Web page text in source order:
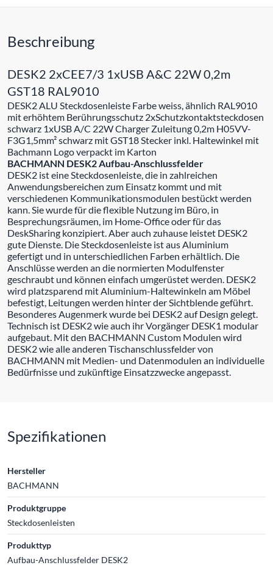
Beschreibung
DESK2 2xCEE7/3 1xUSB A&C 22W 0,2m
GST18 RAL9010
DESK2 ALU Steckdosenleiste Farbe weiss, ähnlich RAL9010
mit erhöhtem Berührungsschutz 2xSchutzkontaktsteckdosen
schwarz 1xUSB A/C 22W Charger Zuleitung 0,2m H05VV-
F3G1,5mm² schwarz mit GST18 Stecker inkl. Haltewinkel mit
Bachmann Logo verpackt im Karton
BACHMANN DESK2 Aufbau-Anschlussfelder
DESK2 ist eine Steckdosenleiste, die in zahlreichen
Anwendungsbereichen zum Einsatz kommt und mit
verschiedenen Kommunikationsmodulen bestückt werden
kann. Sie wurde für die flexible Nutzung im Büro, in
Besprechungsräumen, im Home-Office oder für das
DeskSharing konzipiert. Aber auch zuhause leistet DESK2
gute Dienste. Die Steckdosenleiste ist aus Aluminium
gefertigt und in unterschiedlichen Farben erhältlich. Die
Anschlüsse werden an die normierten Modulfenster
geschraubt und können einfach umgerüstet werden. DESK2
wird platzsparend mit Aluminium-Haltewinkeln am Möbel
befestigt, Leitungen werden hinter der Sichtblende geführt.
Besonderes Augenmerk wurde bei DESK2 auf Design gelegt.
Technisch ist DESK2 wie auch ihr Vorgänger DESK1 modular
aufgebaut. Mit den BACHMANN Custom Modulen wird
DESK2 wie alle anderen Tischanschlussfelder von
BACHMANN mit Medien- und Datenmodulen an individuelle
Bedürfnisse und zukünftige Einsatzzwecke angepasst.
Spezifikationen
Hersteller
BACHMANN
Produktgruppe
Steckdosenleisten
Produkttyp
Aufbau-Anschlussfelder DESK2